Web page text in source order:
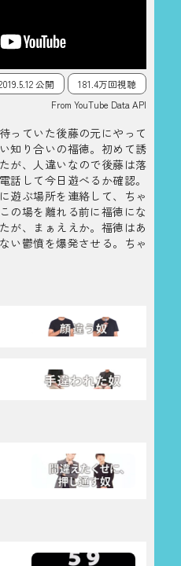
公開
181.4万回視聴
From YouTube Data API
っていた後藤の元にやって
知り合いの福徳。初めて誘
が、人違いなので後藤は落
話して今日遊べるか確認。
遊ぶ場所を連絡して、ちゃ
の場を離れる前に福徳にな
が、まぁええか。福徳はあ
い鬱憤を爆発させる。ちゃ